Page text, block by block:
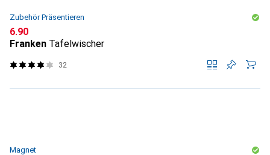
Zubehör Präsentieren
CHF
6.90
Franken Tafelwischer
32
Magnet